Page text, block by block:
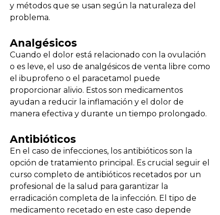
y métodos que se usan según la naturaleza del
problema.
Analgésicos
Cuando el dolor está relacionado con la ovulación
o es leve, el uso de analgésicos de venta libre como
el ibuprofeno o el paracetamol puede
proporcionar alivio. Estos son medicamentos
ayudan a reducir la inflamación y el dolor de
manera efectiva y durante un tiempo prolongado.
Antibióticos
En el caso de infecciones, los antibióticos son la
opción de tratamiento principal. Es crucial seguir el
curso completo de antibióticos recetados por un
profesional de la salud para garantizar la
erradicación completa de la infección. El tipo de
medicamento recetado en este caso depende